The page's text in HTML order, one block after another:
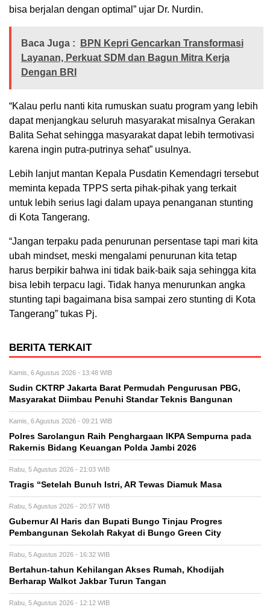
bisa berjalan dengan optimal” ujar Dr. Nurdin.
Baca Juga :
BPN Kepri Gencarkan Transformasi
Layanan, Perkuat SDM dan Bagun Mitra Kerja
Dengan BRI
“Kalau perlu nanti kita rumuskan suatu program yang lebih
dapat menjangkau seluruh masyarakat misalnya Gerakan
Balita Sehat sehingga masyarakat dapat lebih termotivasi
karena ingin putra-putrinya sehat” usulnya.
Lebih lanjut mantan Kepala Pusdatin Kemendagri tersebut
meminta kepada TPPS serta pihak-pihak yang terkait
untuk lebih serius lagi dalam upaya penanganan stunting
di Kota Tangerang.
“Jangan terpaku pada penurunan persentase tapi mari kita
ubah mindset, meski mengalami penurunan kita tetap
harus berpikir bahwa ini tidak baik-baik saja sehingga kita
bisa lebih terpacu lagi. Tidak hanya menurunkan angka
stunting tapi bagaimana bisa sampai zero stunting di Kota
Tangerang” tukas Pj.
BERITA TERKAIT
Kamis, 6 Agustus 2026 - 13:48 WIB
Sudin CKTRP Jakarta Barat Permudah Pengurusan PBG,
Masyarakat Diimbau Penuhi Standar Teknis Bangunan
Kamis, 6 Agustus 2026 - 09:21 WIB
Polres Sarolangun Raih Penghargaan IKPA Sempurna pada
Rakernis Bidang Keuangan Polda Jambi 2026
Rabu, 5 Agustus 2026 - 21:03 WIB
Tragis “Setelah Bunuh Istri, AR Tewas Diamuk Masa
Rabu, 5 Agustus 2026 - 20:57 WIB
​Gubernur Al Haris dan Bupati Bungo Tinjau Progres
Pembangunan Sekolah Rakyat di Bungo Green City
Rabu, 5 Agustus 2026 - 16:32 WIB
Bertahun-tahun Kehilangan Akses Rumah, Khodijah
Berharap Walkot Jakbar Turun Tangan
Rabu, 5 Agustus 2026 - 12:12 WIB